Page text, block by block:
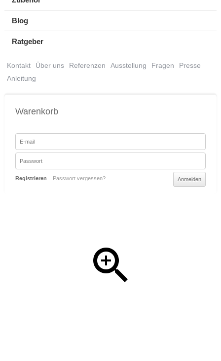
Blog
Ratgeber
Kontakt Über uns Referenzen Ausstellung Fragen
Presse
Anleitung
Warenkorb
Registrieren Passwort vergessen?